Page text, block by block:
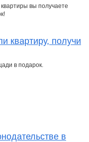
вы получаете
квартиру, получи
в подарок.
в